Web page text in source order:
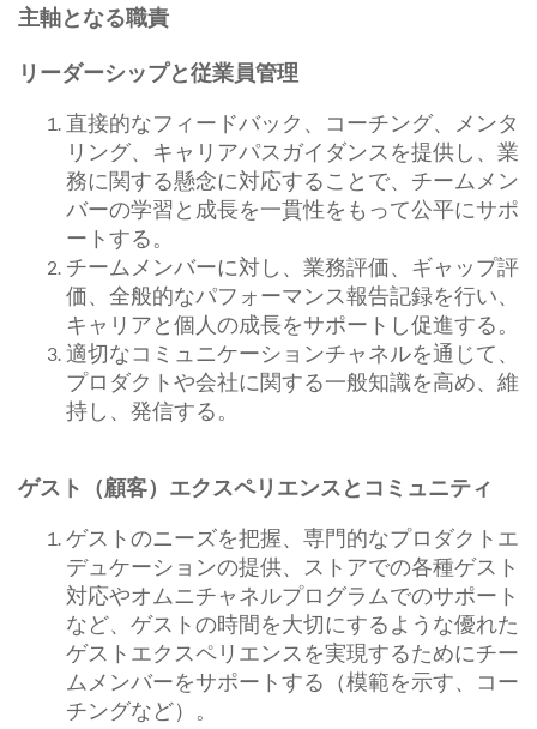
主軸となる職責
リーダーシップと従業員管理
直接的なフィードバック、コーチング、メンタ
リング、キャリアパスガイダンスを提供し、業
務に関する懸念に対応することで、チームメン
バーの学習と成長を一貫性をもって公平にサポ
ートする。
チームメンバーに対し、業務評価、ギャップ評
価、全般的なパフォーマンス報告記録を行い、
キャリアと個人の成長をサポートし促進する。
適切なコミュニケーションチャネルを通じて、
プロダクトや会社に関する一般知識を高め、維
持し、発信する。
ゲスト（顧客）エクスペリエンスとコミュニティ
ゲストのニーズを把握、専門的なプロダクトエ
デュケーションの提供、ストアでの各種ゲスト
対応やオムニチャネルプログラムでのサポート
など、ゲストの時間を大切にするような優れた
ゲストエクスペリエンスを実現するためにチー
ムメンバーをサポートする（模範を示す、コー
チングなど）。